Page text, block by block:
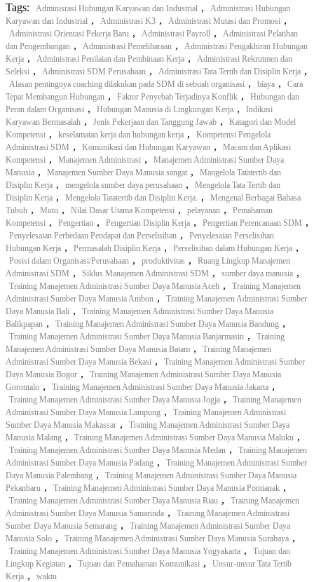
Tags: Adminisrasi Hubungan Karyawan dan Industrial ,
Administrasi Hubungan
Karyawan dan Industrial , Administrasi K3 , Administrasi Mutasi dan Promosi ,
Administrasi Orientasi Pekerja Baru , Administrasi Payroll ,
Administrasi Pelatihan
dan Pengembangan , Administrasi Pemeliharaan ,
Administrasi Pengakhiran Hubungan
Kerja , Administrasi Penilaian dan Pembinaan Kerja ,
Administrasi Rekrutmen dan
Seleksi , Administrasi SDM Perusahaan , Administrasi Tata Tertib dan Disiplin Kerja ,
Alasan pentingnya coaching dilakukan pada SDM di sebuah organisasi , biaya ,
Cara
Tepat Membangun Hubungan , Faktor Penyebab Terjadinya Konflik ,
Hubungan dan
Peran dalam Organisasi , Hubungan Manusia di Lingkungan Kerja ,
Indikasi
Karyawan Bermasalah , Jenis Pekerjaan dan Tanggung Jawab ,
Katagori dan Model
Kompetensi , keselamatan kerja dan hubungan kerja ,
Kompetensi Pengelola
Administrasi SDM , Komunikasi dan Hubungan Karyawan ,
Macam dan Aplikasi
Kompetensi , Manajemen Administrasi ,
Manajemen Administrasi Sumber Daya
Manusia , Manajemen Sumber Daya Manusia sangat ,
Mangelola Tatatertib dan
Disiplin Kerja , mengelola sumber daya perusahaan ,
Mengelola Tata Tertib dan
Disiplin Kerja , Mengelola Tatatertib dan Disiplin Kerja. ,
Mengenal Berbagai Bahasa
Tubuh , Mutu , Nilai Dasar Utama Kompetensi , pelayanan ,
Pemahaman
Kompetensi , Pengertian , Pengertian Disiplin Kerja , Pengertian Perencanaan SDM ,
Penyelesaian Perbedaan Pendapat dan Perselisihan ,
Penyelesaian Perselisihan
Hubungan Kerja , Permasalah Disiplin Kerja , Perselisihan dalam Hubungan Kerja ,
Posisi dalam Organisasi/Perusahaan , produktivitas ,
Ruang Lingkup Manajemen
Administrasi SDM , Siklus Manajemen Administrasi SDM , sumber daya manusia ,
Training Manajemen Administrasi Sumber Daya Manusia Aceh ,
Training Manajemen
Administrasi Sumber Daya Manusia Ambon ,
Training Manajemen Administrasi Sumber
Daya Manusia Bali ,
Training Manajemen Administrasi Sumber Daya Manusia
Balikpapan , Training Manajemen Administrasi Sumber Daya Manusia Bandung ,
Training Manajemen Administrasi Sumber Daya Manusia Banjarmasin ,
Training
Manajemen Administrasi Sumber Daya Manusia Batam ,
Training Manajemen
Administrasi Sumber Daya Manusia Bekasi ,
Training Manajemen Administrasi Sumber
Daya Manusia Bogor ,
Training Manajemen Administrasi Sumber Daya Manusia
Gorontalo , Training Manajemen Administrasi Sumber Daya Manusia Jakarta ,
Training Manajemen Administrasi Sumber Daya Manusia Jogja ,
Training Manajemen
Administrasi Sumber Daya Manusia Lampung ,
Training Manajemen Administrasi
Sumber Daya Manusia Makassar ,
Training Manajemen Administrasi Sumber Daya
Manusia Malang , Training Manajemen Administrasi Sumber Daya Manusia Maluku ,
Training Manajemen Administrasi Sumber Daya Manusia Medan ,
Training Manajemen
Administrasi Sumber Daya Manusia Padang ,
Training Manajemen Administrasi Sumber
Daya Manusia Palembang ,
Training Manajemen Administrasi Sumber Daya Manusia
Pekanbaru , Training Manajemen Administrasi Sumber Daya Manusia Pontianak ,
Training Manajemen Administrasi Sumber Daya Manusia Riau ,
Training Manajemen
Administrasi Sumber Daya Manusia Samarinda ,
Training Manajemen Administrasi
Sumber Daya Manusia Semarang ,
Training Manajemen Administrasi Sumber Daya
Manusia Solo , Training Manajemen Administrasi Sumber Daya Manusia Surabaya ,
Training Manajemen Administrasi Sumber Daya Manusia Yogyakarta ,
Tujuan dan
Lingkup Kegiatan , Tujuan dan Pemahaman Komunikasi ,
Unsur-unsur Tata Tertib
Kerja , waktu